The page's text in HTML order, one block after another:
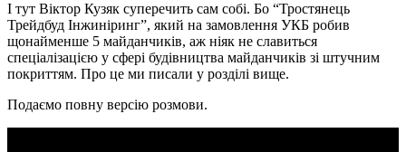
І тут Віктор Кузяк суперечить сам собі. Бо “Тростянець
Трейдбуд Інжиніринг”, який на замовлення УКБ робив
щонайменше 5 майданчиків, аж ніяк не славиться
спеціалізацією у сфері будівництва майданчиків зі штучним
покриттям. Про це ми писали у розділі вище.
Подаємо повну версію розмови.